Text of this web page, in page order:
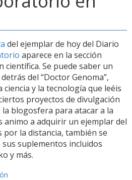
del ejemplar de hoy del Diario
aparece en la sección
científica. Se puede saber un
del “Doctor Genoma”,
y la tecnología que leéis
proyectos de divulgación
blogosfera para atacar a la
animo a adquirir un ejemplar del
por la distancia, también se
suplementos incluidos
y más.